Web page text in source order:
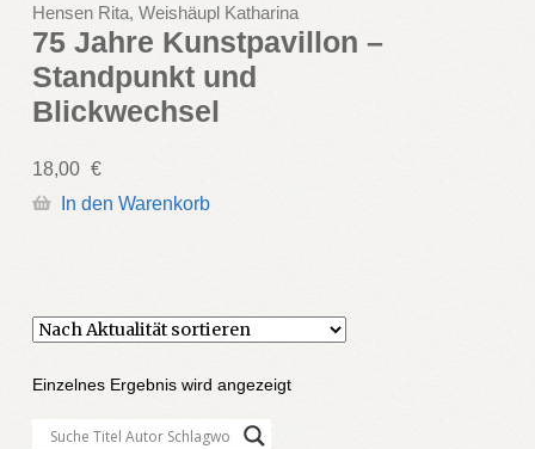
Hensen Rita, Weishäupl Katharina
75 Jahre Kunstpavillon –
Standpunkt und
Blickwechsel
18,00 €
In den Warenkorb
Einzelnes Ergebnis wird angezeigt